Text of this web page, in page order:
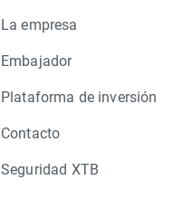
La empresa
Embajador
Plataforma de inversión
Contacto
Seguridad XTB